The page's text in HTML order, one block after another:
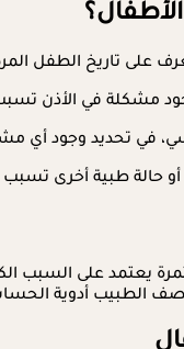
على تاريخ الطفل
مشكلة في الأذن
في تحديد وجود أي
أو حالة طبية أخرى
يعتمد على السبب
الطبيب أدوية